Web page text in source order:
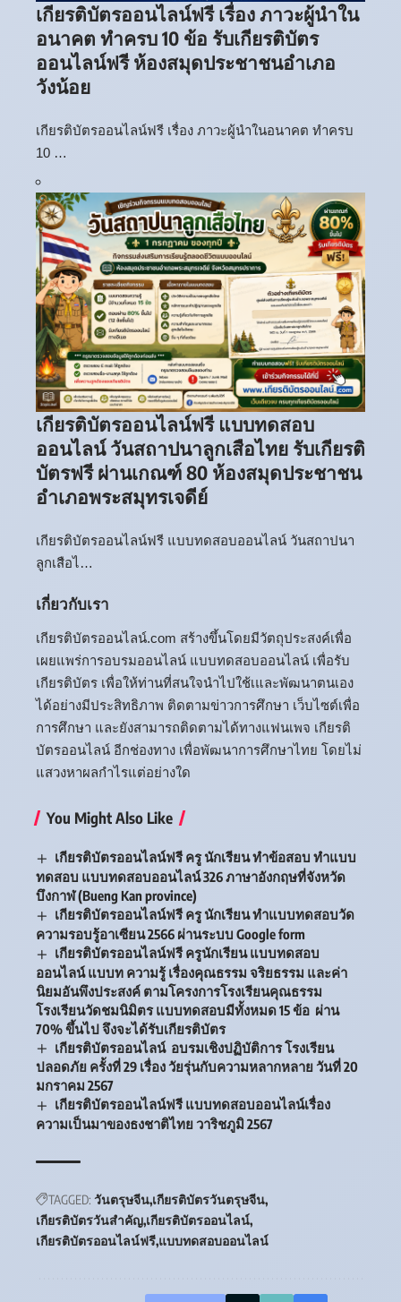
เกียรติบัตรออนไลน์ฟรี เรื่อง ภาวะผู้นำใน
อนาคต ทำครบ 10 ข้อ รับเกียรติบัตร
ออนไลน์ฟรี ห้องสมุดประชาชนอำเภอ
วังน้อย
เกียรติบัตรออนไลน์ฟรี เรื่อง ภาวะผู้นำในอนาคต ทำครบ
10 …
เกียรติบัตรออนไลน์ฟรี แบบทดสอบ
ออนไลน์ วันสถาปนาลูกเสือไทย รับเกียรติ
บัตรฟรี ผ่านเกณฑ์ 80 ห้องสมุดประชาชน
อำเภอพระสมุทรเจดีย์
เกียรติบัตรออนไลน์ฟรี แบบทดสอบออนไลน์ วันสถาปนา
ลูกเสือไ…
เกี่ยวกับเรา
เกียรติบัตรออนไลน์.com สร้างขึ้นโดยมีวัตถุประสงค์เพื่อ
เผยแพร่การอบรมออนไลน์ แบบทดสอบออนไลน์ เพื่อรับ
เกียรติบัตร เพื่อให้ท่านที่สนใจนำไปใช้เและพัฒนาตนเอง
ได้อย่างมีประสิทธิภาพ ติดตามข่าวการศึกษา เว็บไซต์เพื่อ
การศึกษา และยังสามารถติดตามได้ทางแฟนเพจ เกียรติ
บัตรออนไลน์ อีกช่องทาง เพื่อพัฒนาการศึกษาไทย โดยไม่
แสวงหาผลกำไรแต่อย่างใด
You Might Also Like
เกียรติบัตรออนไลน์ฟรี ครู นักเรียน ทำข้อสอบ ทำแบบ
ทดสอบ แบบทดสอบออนไลน์ 326 ภาษาอังกฤษที่จังหวัด
บึงกาฬ (Bueng Kan province)
เกียรติบัตรออนไลน์ฟรี ครู นักเรียน ทำแบบทดสอบวัด
ความรอบรู้อาเซียน 2566 ผ่านระบบ Google form
เกียรติบัตรออนไลน์ฟรี ครูนักเรียน แบบทดสอบ
ออนไลน์ แบบท ความรู้ เรื่องคุณธรรม จริยธรรม และค่า
นิยมอันพึงประสงค์ ตามโครงการโรงเรียนคุณธรรม
โรงเรียนวัดชมนิมิตร แบบทดสอบมีทั้งหมด 15 ข้อ ผ่าน
70% ขึ้นไป จึงจะได้รับเกียรติบัตร
เกียรติบัตรออนไลน์ อบรมเชิงปฏิบัติการ โรงเรียน
ปลอดภัย ครั้งที่ 29 เรื่อง วัยรุ่นกับความหลากหลาย วันที่ 20
มกราคม 2567
เกียรติบัตรออนไลน์ฟรี แบบทดสอบออนไลน์เรื่อง
ความเป็นมาของธงชาติไทย วาริชภูมิ 2567
TAGGED: วันตรุษจีน เกียรติบัตรวันตรุษจีน
เกียรติบัตรวันสำคัญ เกียรติบัตรออนไลน์
เกียรติบัตรออนไลน์ฟรี แบบทดสอบออนไลน์